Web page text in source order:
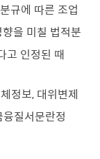
규에 따른 조업
을 미칠 법적분
고 인정된 때
정보, 대위변제
질서문란정